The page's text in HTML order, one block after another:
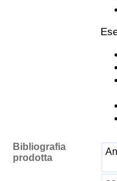
Bibliografia
prodotta